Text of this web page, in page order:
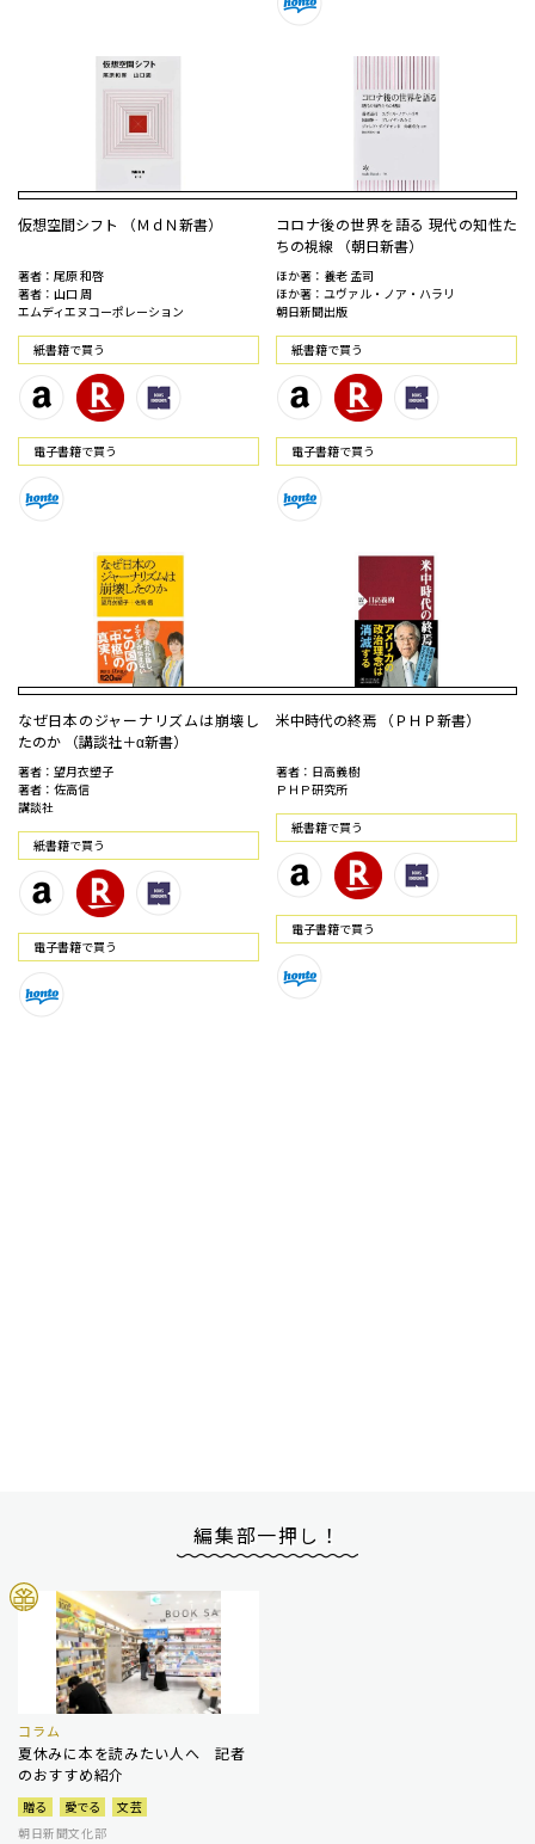
仮想空間シフト （ＭｄＮ新書）
著者：尾原 和啓
著者：山口 周
エムディエヌコーポレーション
紙書籍で買う
電⼦書籍で買う
コロナ後の世界を語る 現代の知性た
ちの視線 （朝日新書）
ほか著：養老 孟司
ほか著：ユヴァル・ノア・ハラリ
朝日新聞出版
紙書籍で買う
電⼦書籍で買う
なぜ日本のジャーナリズムは崩壊し
たのか （講談社＋α新書）
著者：望月衣塑子
著者：佐高信
講談社
紙書籍で買う
電⼦書籍で買う
米中時代の終焉 （ＰＨＰ新書）
著者：日高義樹
ＰＨＰ研究所
紙書籍で買う
電⼦書籍で買う
編集部一押し！
コラム
夏休みに本を読みたい人へ 記者
のおすすめ紹介
贈る 愛でる
文芸
朝日新聞文化部